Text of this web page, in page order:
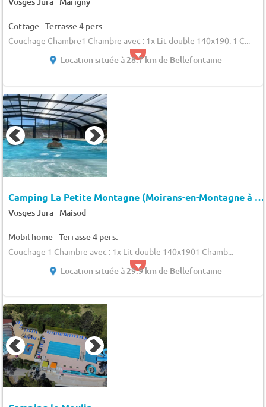
Cottage - Terrasse 4 pers.
Couchage Chambre1 Chambre avec : 1x Lit double 140x190. 1 C...
Location située à 28.7 km de Bellefontaine
Camping La Petite Montagne (Moirans-en-Montagne à 6 km)
Vosges Jura- Maisod
Mobil home - Terrasse 4 pers.
Couchage 1 Chambre avec : 1x Lit double 140x1901 Chamb...
Location située à 29.9 km de Bellefontaine